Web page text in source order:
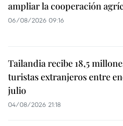
ampliar la cooperación
06/08/2026 09:16
Tailandia recibe 18,5
turistas extranjeros entre
julio
04/08/2026 21:18